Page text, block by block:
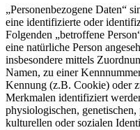
„Personenbezogene Daten“
eine identifizierte oder
Folgenden „betroffene
eine natürliche Person
insbesondere mittels
Namen, zu einer
Kennung (z.B. Cookie) oder
Merkmalen identifiziert
physiologischen,
kulturellen oder sozialen